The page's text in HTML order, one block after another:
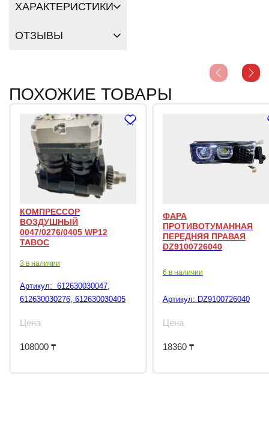
ХАРАКТЕРИСТИКИ
ОТЗЫВЫ
ПОХОЖИЕ ТОВАРЫ
КОМПРЕССОР
ВОЗДУШНЫЙ
0047/0276/0405 WP12
TABOC
3 в наличии
Артикул: 612630030047,
612630030276, 612630030405
Цена
108000 ₸
ФАРА
ПРОТИВОТУМАННАЯ
ПЕРЕДНЯЯ ПРАВАЯ
DZ9100726040
6 в наличии
Артикул: DZ9100726040
Цена
18360 ₸